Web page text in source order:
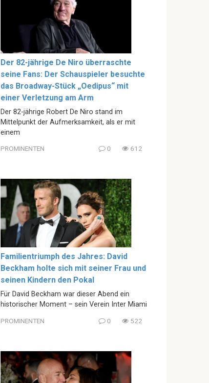
Der 82-jährige De Niro überraschte
seine Fans: Der Schauspieler besuchte
das Broadway-Stück „Oedipus“ mit
einer Verletzung am Arm
Der 82-jährige Robert De Niro stand im
Mittelpunkt der Aufmerksamkeit, als er mit
einem
PROMINENTEN 0 612
Familientriumph des Jahres: David
Beckham holte sich mit seiner Frau und
seinen Kindern den Pokal
Für David Beckham war dieser Abend ein
historischer Moment – sein Verein Inter Miami
PROMINENTEN 0 522